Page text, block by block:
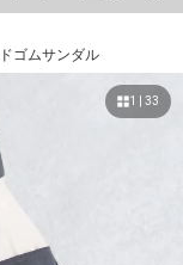
ゴムサンダル
1 | 33